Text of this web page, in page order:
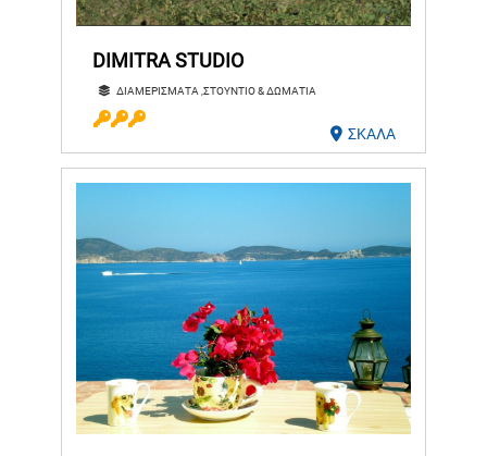
DIMITRA STUDIO
ΔΙΑΜΕΡΙΣΜΑΤΑ ,ΣΤΟΥΝΤΙΟ & ΔΩΜΑΤΙΑ
ΣΚΑΛΑ